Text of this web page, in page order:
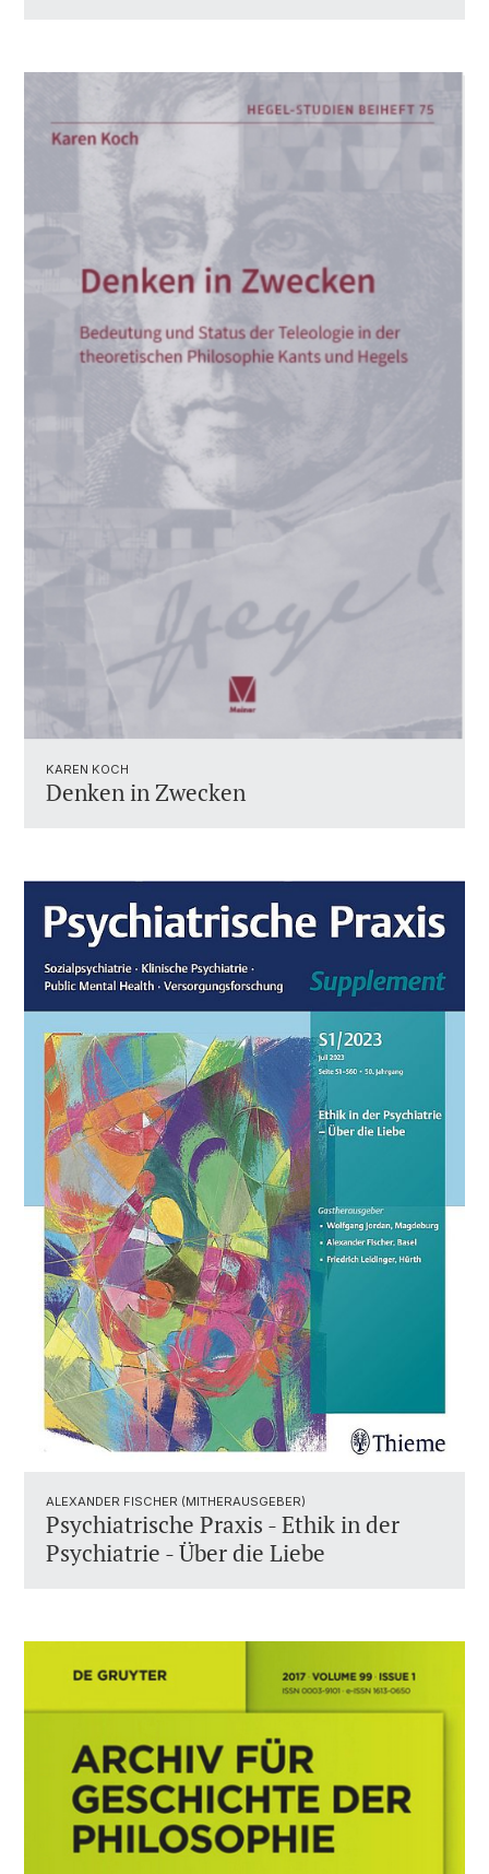
KAREN KOCH
Denken in Zwecken
ALEXANDER FISCHER (MITHERAUSGEBER)
Psychiatrische Praxis - Ethik in der
Psychiatrie - Über die Liebe